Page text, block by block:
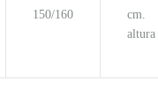
150/160
cm.
altura